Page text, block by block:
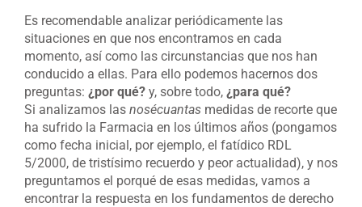
Es recomendable analizar periódicamente las
situaciones en que nos encontramos en cada
momento, así como las circunstancias que nos han
conducido a ellas. Para ello podemos hacernos dos
preguntas: ¿por qué? y, sobre todo, ¿para qué?
Si analizamos las nosécuantas medidas de recorte que
ha sufrido la Farmacia en los últimos años (pongamos
como fecha inicial, por ejemplo, el fatídico RDL
5/2000, de tristísimo recuerdo y peor actualidad), y nos
preguntamos el porqué de esas medidas, vamos a
encontrar la respuesta en los fundamentos de derecho